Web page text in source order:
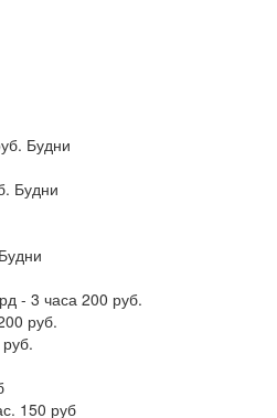
Будни
Будни
- 3 часа 200 руб.
руб.
150 руб